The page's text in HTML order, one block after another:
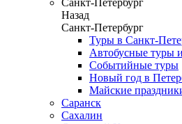
Санкт-Петербург
Назад
Санкт-Петербург
Туры в Санкт-
Автобусные туры
Событийные туры
Новый год в
Майские
Саранск
Сахалин